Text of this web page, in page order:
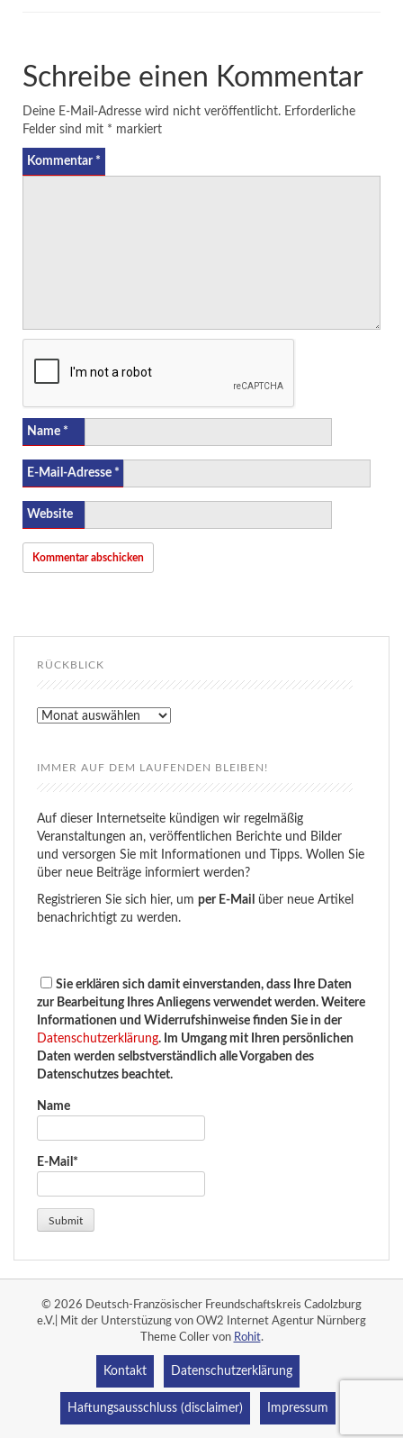
Schreibe einen Kommentar
Deine E-Mail-Adresse wird nicht veröffentlicht. Erforderliche
Felder sind mit * markiert
Kommentar *
Name *
E-Mail-Adresse *
Website
RÜCKBLICK
Rückblick
IMMER AUF DEM LAUFENDEN BLEIBEN!
Auf dieser Internetseite kündigen wir regelmäßig
Veranstaltungen an, veröffentlichen Berichte und Bilder
und versorgen Sie mit Informationen und Tipps. Wollen Sie
über neue Beiträge informiert werden?
Registrieren Sie sich hier, um per E-Mail
über neue Artikel
benachrichtigt zu werden.
Sie erklären sich damit einverstanden, dass Ihre Daten
zur Bearbeitung Ihres Anliegens verwendet werden. Weitere
Informationen und Widerrufshinweise finden Sie in der
Datenschutzerklärung. Im Umgang mit Ihren persönlichen
Daten werden selbstverständlich alle Vorgaben des
Datenschutzes beachtet.
Name
E-Mail*
© 2026 Deutsch-Französischer Freundschaftskreis Cadolzburg
e.V.| Mit der Unterstüzung von OW2 Internet Agentur Nürnberg
Theme Coller von Rohit.
Kontakt Datenschutzerklärung
Haftungsausschluss (disclaimer) Impressum